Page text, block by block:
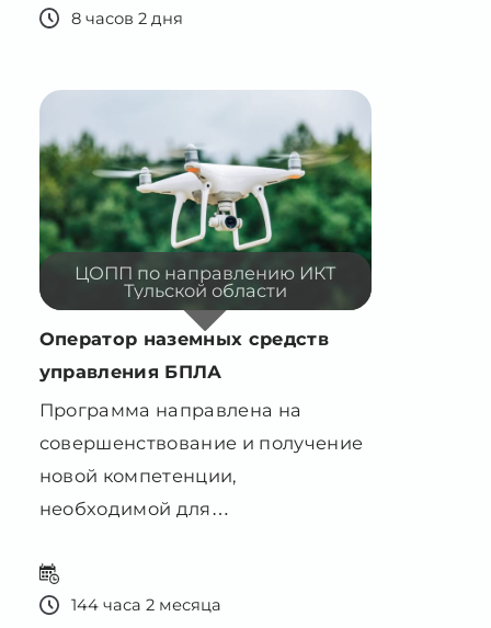
ЦОПП по направлению ИКТ
Тульской области
Оператор наземных средств
управления БПЛА
Программа направлена на
совершенствование и получение
новой компетенции,
необходимой для
профессиональной деятельности
144 часа 2 месяца